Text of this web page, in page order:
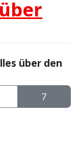
über den
7